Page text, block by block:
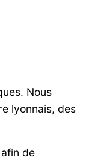
Nous
lyonnais, des
de